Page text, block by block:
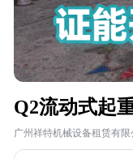
Q2流动式起
广州祥特机械设备租赁有限